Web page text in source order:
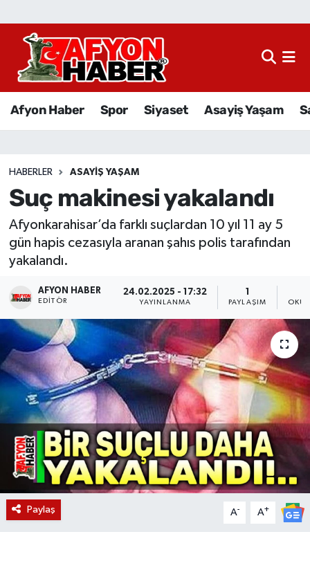
Afyon Haber Spor Siyaset Asayiş Yaşam
HABERLER ASAYIŞ YAŞAM
Suç makinesi yakalandı
Afyonkarahisar’da farklı suçlardan 10 yıl 11 ay 5
gün hapis cezasıyla aranan şahıs polis tarafından
yakalandı.
AFYON HABER
EDITÖR
24.02.2025 - 17:32
YAYINLANMA PAYLAŞIM
Paylaş A- A+
Afyon Haber
Sağlık
Eğitim
Sivil Toplum
Ekonomi
Magazin
Etkinlikler